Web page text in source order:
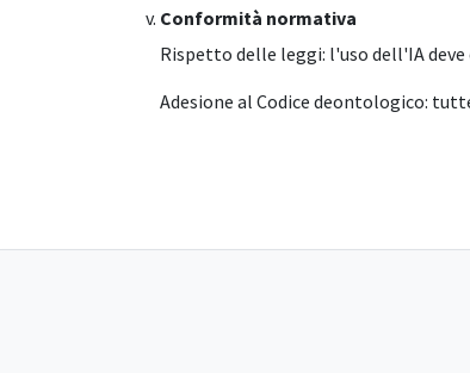
Conformità normativa
Rispetto delle leggi: l'uso dell'IA
Adesione al Codice deontologico: